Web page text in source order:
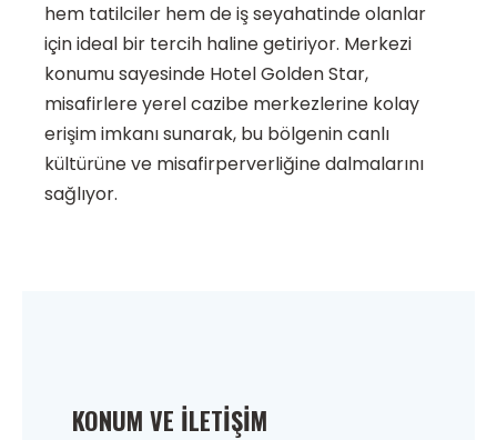
hem tatilciler hem de iş seyahatinde olanlar
için ideal bir tercih haline getiriyor. Merkezi
konumu sayesinde Hotel Golden Star,
misafirlere yerel cazibe merkezlerine kolay
erişim imkanı sunarak, bu bölgenin canlı
kültürüne ve misafirperverliğine dalmalarını
sağlıyor.
KONUM VE İLETIŞIM